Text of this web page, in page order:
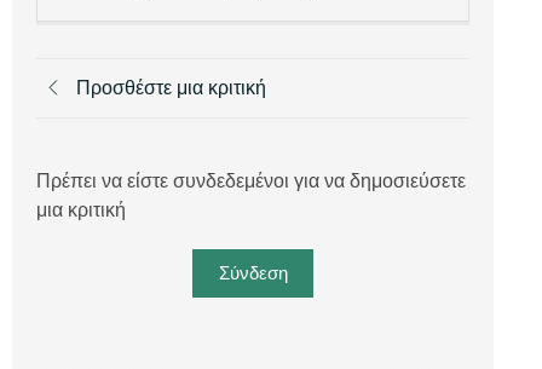
Προσθέστε μια κριτική
Πρέπει να είστε συνδεδεμένοι για να δημοσιεύσετε
μια κριτική
Σύνδεση